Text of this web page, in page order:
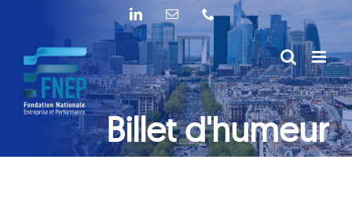
LinkedInEmail Téléphone
Billet d'humeur